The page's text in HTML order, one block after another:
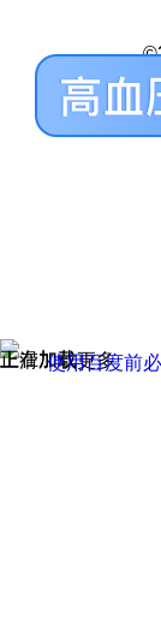
正在加载
上滑加载更多
使用百度前